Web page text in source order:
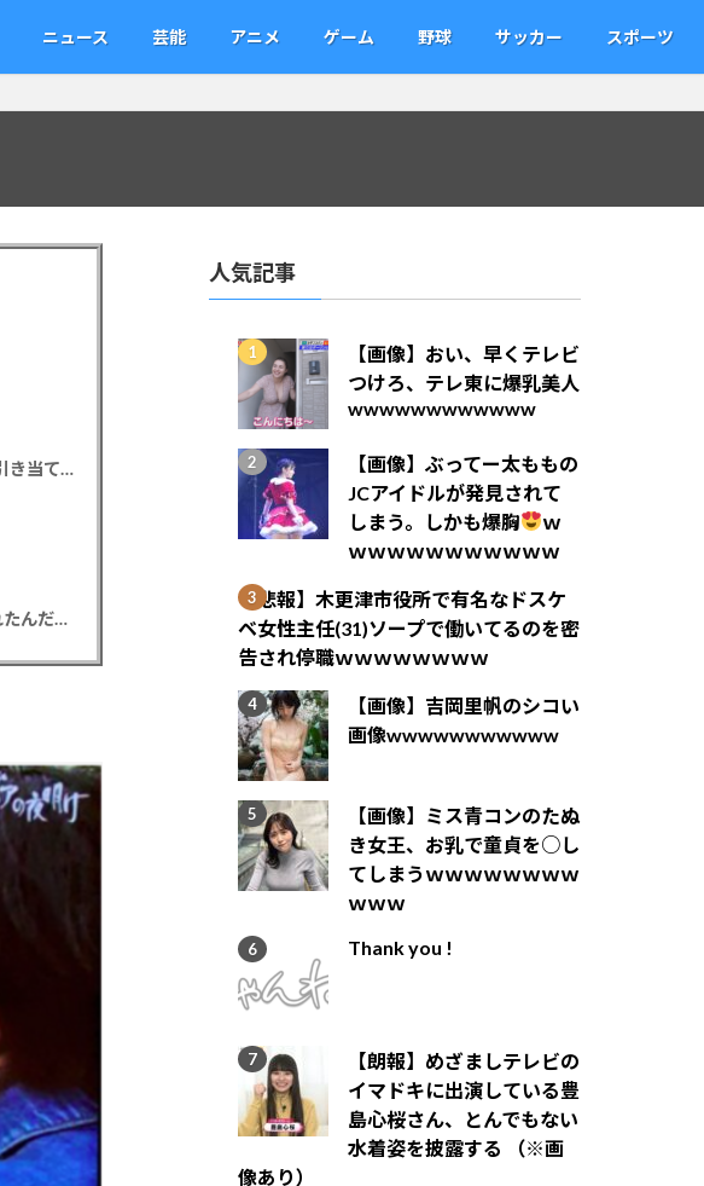
ニュース 芸能 アニメ ゲーム 野球 サッカー スポーツ
カープドラ1平川蓮！187cmのスイッチヒッター！立石正広を外し2度目の重複も新井監督がクジを引き当てる！【ドラフト会議2025】
【悲報】彼女「ごめん！俺くんの貯金、情報商材に使っちゃった」→…問い詰めたらギャン泣きされたんだが俺が悪いのか？
人気記事
【画像】おい、早くテレビ
つけろ、テレ東に爆乳美人
wwwwwwwwwwww
【画像】ぶってー太ももの
JCアイドルが発見されて
しまう。しかも爆胸
ｗ
ｗｗｗｗｗｗｗｗｗｗｗ
【悲報】木更津市役所で有名なドスケ
ベ女性主任(31)ソープで働いてるのを密
告され停職ｗｗｗｗｗｗｗｗ
【画像】吉岡里帆のシコい
画像wwwwwwwwwww
【画像】ミス青コンのたぬ
き女王、お乳で童貞を○し
てしまうｗｗｗｗｗｗｗｗ
ｗｗｗ
Thank you !
【朗報】めざましテレビの
イマドキに出演している豊
島心桜さん、とんでもない
水着姿を披露する （※画
像あり）